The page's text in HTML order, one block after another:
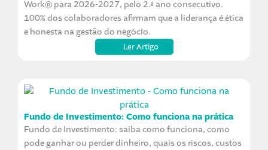
Work® para 2026-2027, pelo 2.º ano consecutivo.
100% dos colaboradores afirmam que a liderança é ética
e honesta na gestão do negócio.
Ler Artigo
Fundo de Investimento: Como funciona na prática
Fundo de Investimento: saiba como funciona, como
pode ganhar ou perder dinheiro, quais os riscos, custos